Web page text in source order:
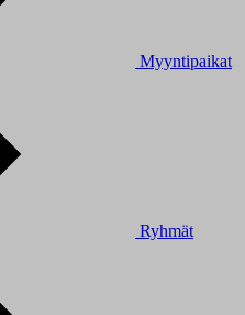
Myyntipaikat
Ryhmät